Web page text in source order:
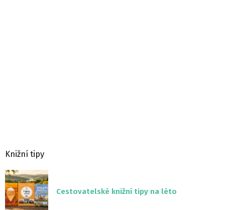
Knižní tipy
Cestovatelské knižní tipy na léto